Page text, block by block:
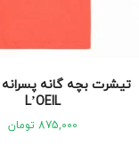
L’OEIL
875,000 تومان